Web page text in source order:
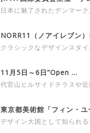
日本に魅了されたデンマー
NORR11（ノアイレブン
クラシックなデザインスタ
11月5日～6日”Open ...
代官山ヒルサイドテラスや
東京都美術館「フィン・
デザイン大国として知られ